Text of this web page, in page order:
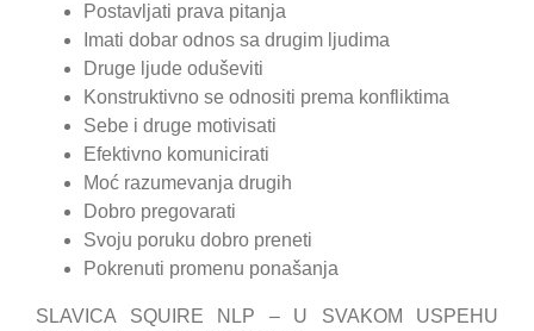
Postavljati prava pitanja
Imati dobar odnos sa drugim ljudima
Druge ljude oduševiti
Konstruktivno se odnositi prema konfliktima
Sebe i druge motivisati
Efektivno komunicirati
Moć razumevanja drugih
Dobro pregovarati
Svoju poruku dobro preneti
Pokrenuti promenu ponašanja
SLAVICA SQUIRE NLP – U SVAKOM USPEHU